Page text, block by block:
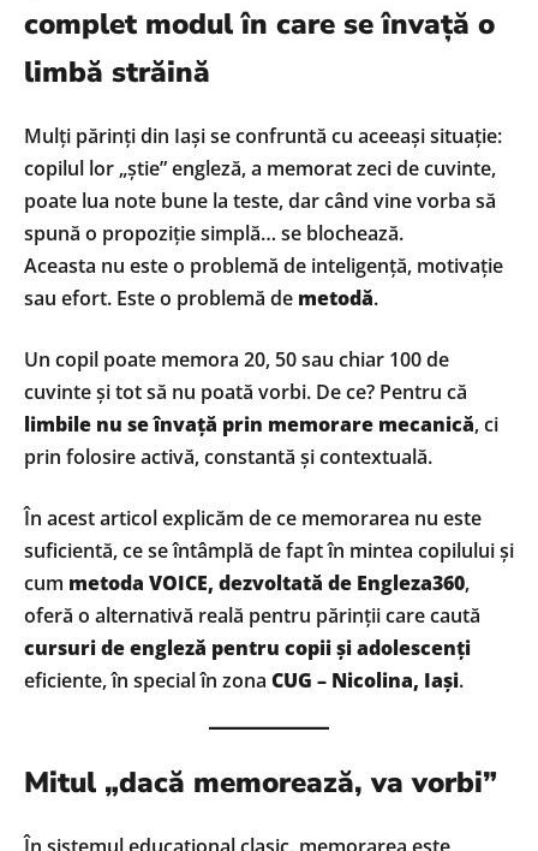
complet modul în care se învață o
limbă străină
Mulți părinți din Iași se confruntă cu aceeași situație:
copilul lor „știe” engleză, a memorat zeci de cuvinte,
poate lua note bune la teste, dar când vine vorba să
spună o propoziție simplă… se blochează.
Aceasta nu este o problemă de inteligență, motivație
sau efort. Este o problemă de metodă.
Un copil poate memora 20, 50 sau chiar 100 de
cuvinte și tot să nu poată vorbi. De ce? Pentru că
limbile nu se învață prin memorare mecanică, ci
prin folosire activă, constantă și contextuală.
În acest articol explicăm de ce memorarea nu este
suficientă, ce se întâmplă de fapt în mintea copilului și
cum metoda VOICE, dezvoltată de Engleza360,
oferă o alternativă reală pentru părinții care caută
cursuri de engleză pentru copii și adolescenți
eficiente, în special în zona CUG – Nicolina, Iași.
Mitul „dacă memorează, va vorbi”